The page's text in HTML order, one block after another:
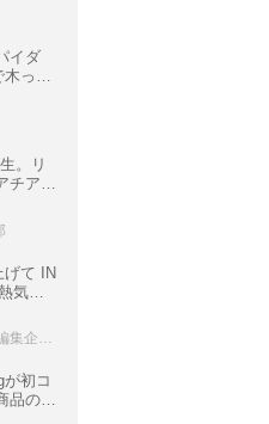
イダ
っ端
。リ
チア発
て IN
気球
千葉知充（Motor Magazine編集企画室）
初コ
品の